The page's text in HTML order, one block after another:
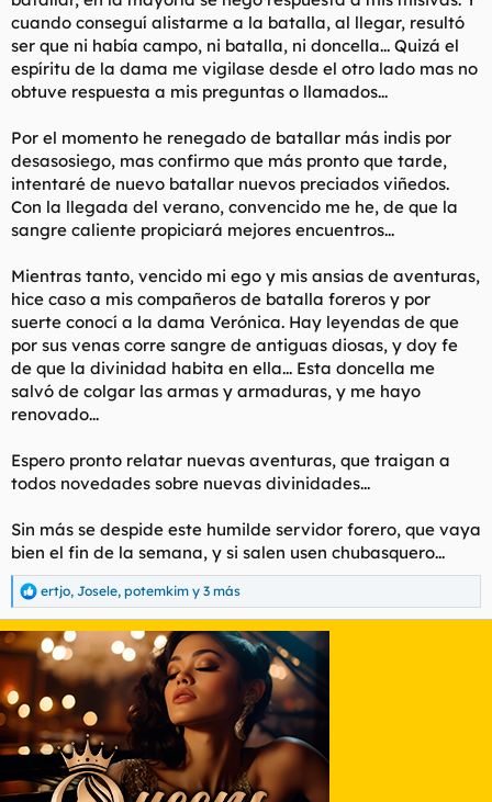
cuando conseguí alistarme a la batalla, al llegar, resultó
ser que ni había campo, ni batalla, ni doncella... Quizá el
espíritu de la dama me vigilase desde el otro lado mas no
obtuve respuesta a mis preguntas o llamados...
Por el momento he renegado de batallar más indis por
desasosiego, mas confirmo que más pronto que tarde,
intentaré de nuevo batallar nuevos preciados viñedos.
Con la llegada del verano, convencido me he, de que la
sangre caliente propiciará mejores encuentros...
Mientras tanto, vencido mi ego y mis ansias de aventuras,
hice caso a mis compañeros de batalla foreros y por
suerte conocí a la dama Verónica. Hay leyendas de que
por sus venas corre sangre de antiguas diosas, y doy fe
de que la divinidad habita en ella... Esta doncella me
salvó de colgar las armas y armaduras, y me hayo
renovado...
Espero pronto relatar nuevas aventuras, que traigan a
todos novedades sobre nuevas divinidades...
Sin más se despide este humilde servidor forero, que vaya
bien el fin de la semana, y si salen usen chubasquero...
R
e
a
c
o
n
s
ertjo, Josele, potemkim y 3 más